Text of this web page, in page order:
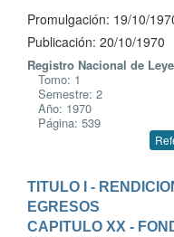
Promulgación: 19/10/
Publicación: 20/10/1970
Registro Nacional de
Tomo: 1
Semestre: 2
Año: 1970
Página: 539
TITULO I -
EGRESOS
CAPITULO XX -